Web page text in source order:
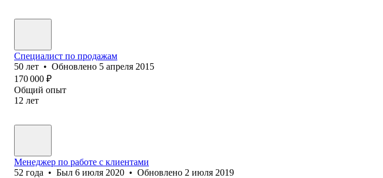
Специалист по продажам
50 лет • Обновлено 5 апреля 2015
170 000 ₽
Общий опыт
12 лет
Менеджер по работе с клиентами
52 года • Был 6 июля 2020 • Обновлено 2 июля 2019